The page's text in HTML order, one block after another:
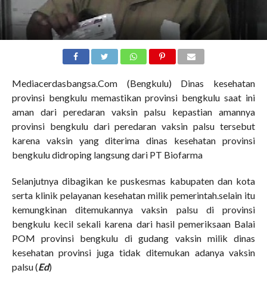
Mediacerdasbangsa.Com (Bengkulu) Dinas kesehatan
provinsi bengkulu memastikan provinsi bengkulu saat ini
aman dari peredaran vaksin palsu kepastian amannya
provinsi bengkulu dari peredaran vaksin palsu tersebut
karena vaksin yang diterima dinas kesehatan provinsi
bengkulu didroping langsung dari PT Biofarma
Selanjutnya dibagikan ke puskesmas kabupaten dan kota
serta klinik pelayanan kesehatan milik pemerintah.selain itu
kemungkinan ditemukannya vaksin palsu di provinsi
bengkulu kecil sekali karena dari hasil pemeriksaan Balai
POM provinsi bengkulu di gudang vaksin milik dinas
kesehatan provinsi juga tidak ditemukan adanya vaksin
palsu (Ed)